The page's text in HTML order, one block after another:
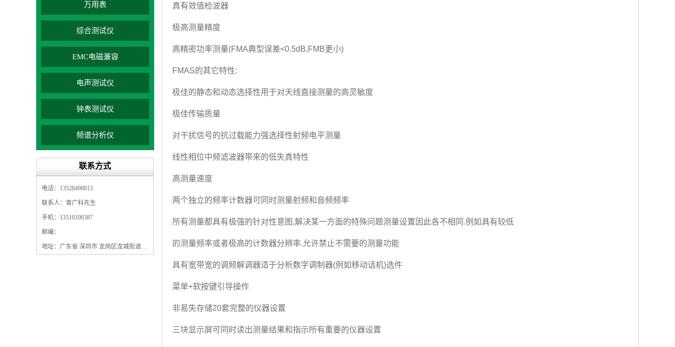
万用表
综合测试仪
EMC电磁兼容
电声测试仪
钟表测试仪
频谱分析仪
联系方式
电话：13528498813
联系人：曾广科先生
手机：13510100387
邮编：
地址：广东省 深圳市 龙岗区龙城街道龙翔大道9009号珠江广场A1栋5F
真有效值检波器
极高测量精度
高精密功率测量(FMA典型误差<0.5dB,FMB更小)
FMAS的其它特性:
极佳的静态和动态选择性用于对天线直接测量的高灵敏度
极佳传输质量
对干扰信号的抗过载能力强选择性射频电平测量
线性相位中频滤波器带来的低失真特性
高测量速度
两个独立的频率计数器可同时测量射频和音频频率
所有测量都具有极强的针对性意图,解决某一方面的特殊问题测量设置因此各不相同.例如具有较低
的测量频率或者极高的计数器分辨率.允许禁止不需要的测量功能
具有宽带宽的调频解调器适于分析数字调制器(例如移动话机)选件
菜单+软按键引导操作
非易失存储20套完整的仪器设置
三块显示屏可同时读出测量结果和指示所有重要的仪器设置